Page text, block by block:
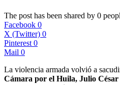
The post has been shared by 0
Facebook 0
X (Twitter) 0
Pinterest 0
Mail 0
La violencia armada volvió a
Cámara por el Huila, Julio